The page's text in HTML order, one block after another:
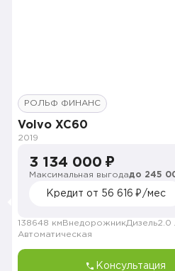
РОЛЬФ ФИНАНС
Volvo XC60
2019
3 134 000 ₽
Максимальная выгодадо 245
Кредит от 56 616 ₽/мес
138648 км ВнедорожникДизель2.0
Автоматическая
Консультация